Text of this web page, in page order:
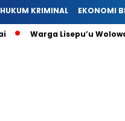
HUKUM KRIMINAL EKONOMI
Warga Lisepu’u